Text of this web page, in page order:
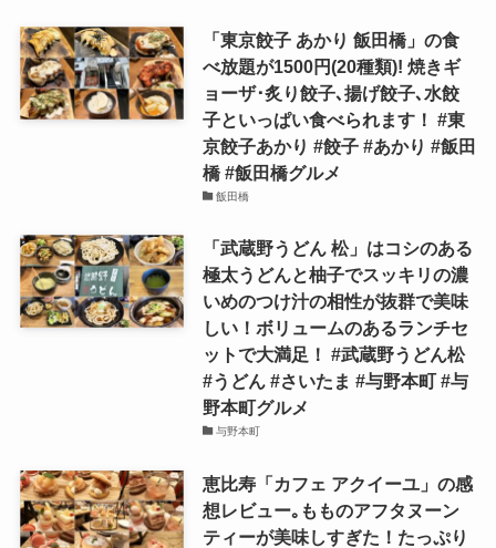
「東京餃子 あかり 飯田橋」の食
べ放題が1500円(20種類)! 焼きギ
ョーザ･炙り餃子､揚げ餃子､水餃
子といっぱい食べられます！ #東
京餃子あかり #餃子 #あかり #飯田
橋 #飯田橋グルメ
飯田橋
「武蔵野うどん 松」はコシのある
極太うどんと柚子でスッキリの濃
いめのつけ汁の相性が抜群で美味
しい！ボリュームのあるランチセ
ットで大満足！ #武蔵野うどん松
#うどん #さいたま #与野本町 #与
野本町グルメ
与野本町
恵比寿「カフェ アクイーユ」の感
想レビュー｡もものアフタヌーン
ティーが美味しすぎた！たっぷり